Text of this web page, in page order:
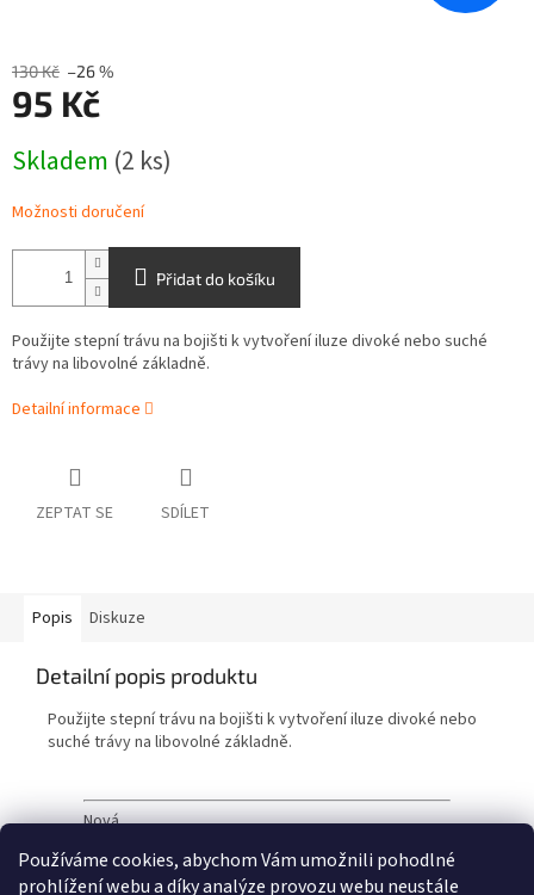
Používáme cookies, abychom Vám umožnili pohodlné
prohlížení webu a díky analýze provozu webu neustále
130 Kč –26 %
95 Kč
cena:
Skladem (2 ks)
Možnosti doručení
Přidat do košíku
Použijte stepní trávu na bojišti k vytvoření iluze divoké nebo suché
trávy na libovolné základně.
Detailní informace
ZEPTAT SE SDÍLET
Popis Diskuze
Detailní popis produktu
Použijte stepní trávu na bojišti k vytvoření iluze divoké nebo
suché trávy na libovolné základně.
Nová.